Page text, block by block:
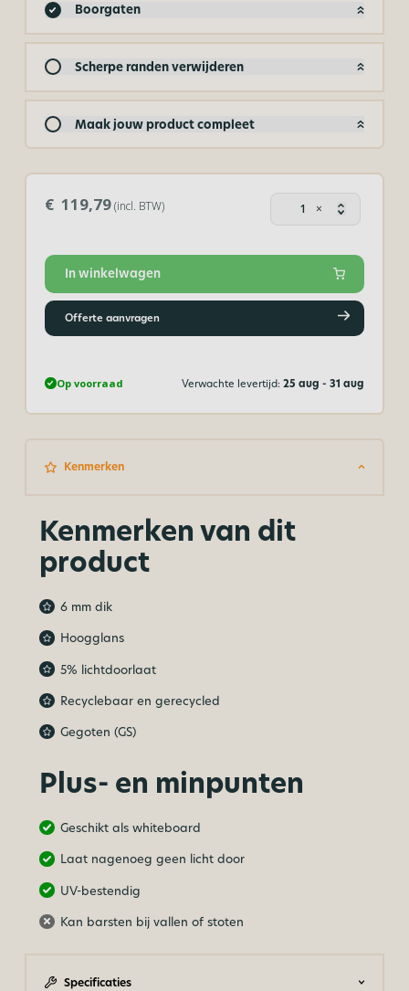
Boorgaten
Scherpe randen verwijderen
Maak jouw product compleet
€ 119,79 (incl. BTW)
mm
×
In winkelwagen
Offerte aanvragen
Op voorraad Verwachte levertijd:25 aug - 31 aug
Kenmerken
Kenmerken van dit
product
6 mm dik
Hoogglans
5% lichtdoorlaat
Recyclebaar en gerecycled
Gegoten (GS)
Plus- en minpunten
Geschikt als whiteboard
Laat nagenoeg geen licht door
UV-bestendig
Kan barsten bij vallen of stoten
Specificaties